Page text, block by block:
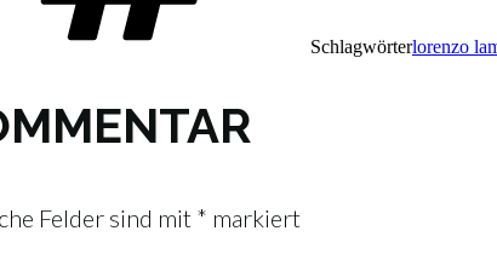
Schlagwörterlorenzo
Felder sind mit * markiert